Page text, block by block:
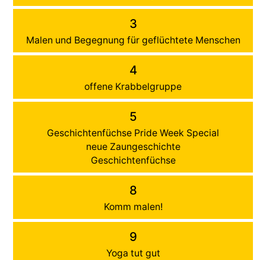
3
Malen und Begegnung für geflüchtete Menschen
4
offene Krabbelgruppe
5
Geschichtenfüchse Pride Week Special
neue Zaungeschichte
Geschichtenfüchse
8
Komm malen!
9
Yoga tut gut